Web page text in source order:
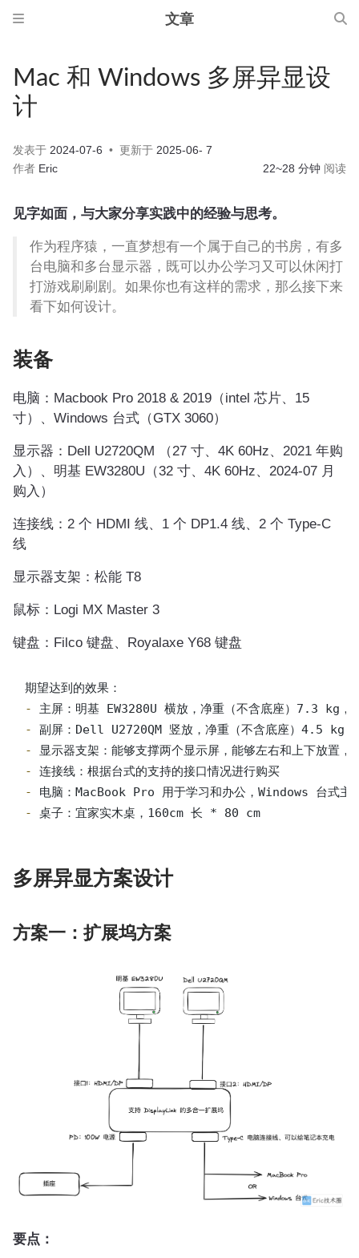
文章
Mac 和 Windows 多屏异显设
计
发表于 2024-07-6 更新于 2025-06- 7
作者 Eric 22~28 分钟 阅读
见字如面，与大家分享实践中的经验与思考。
作为程序猿，一直梦想有一个属于自己的书房，有多
台电脑和多台显示器，既可以办公学习又可以休闲打
打游戏刷刷剧。如果你也有这样的需求，那么接下来
看下如何设计。
装备
电脑：Macbook Pro 2018 & 2019（intel 芯片、15
寸）、Windows 台式（GTX 3060）
显示器：Dell U2720QM （27 寸、4K 60Hz、2021 年购
入）、明基 EW3280U（32 寸、4K 60Hz、2024-07 月
购入）
连接线：2 个 HDMI 线、1 个 DP1.4 线、2 个 Type-C
线
显示器支架：松能 T8
鼠标：Logi MX Master 3
键盘：Filco 键盘、Royalaxe Y68 键盘
-
-
-
-
-
- 桌子：宜家实木桌，160cm 长 * 80 cm
多屏异显方案设计
方案一：扩展坞方案
要点：